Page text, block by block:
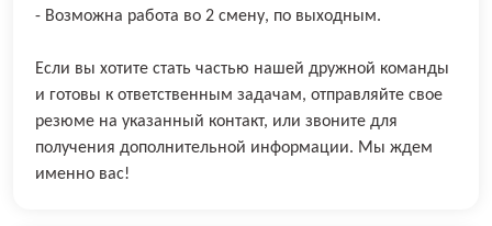
- Возможна работа во 2 смену, по выходным.
Если вы хотите стать частью нашей дружной команды
и готовы к ответственным задачам, отправляйте свое
резюме на указанный контакт, или звоните для
получения дополнительной информации. Мы ждем
именно вас!